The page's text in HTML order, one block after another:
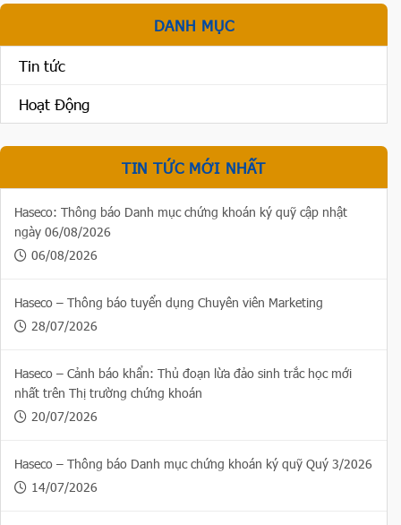
DANH MỤC
Tin tức
Hoạt Động
TIN TỨC MỚI NHẤT
Haseco: Thông báo Danh mục chứng khoán ký quỹ cập nhật
ngày 06/08/2026
06/08/2026
Haseco – Thông báo tuyển dụng Chuyên viên Marketing
28/07/2026
Haseco – Cảnh báo khẩn: Thủ đoạn lừa đảo sinh trắc học mới
nhất trên Thị trường chứng khoán
20/07/2026
Haseco – Thông báo Danh mục chứng khoán ký quỹ Quý 3/2026
14/07/2026